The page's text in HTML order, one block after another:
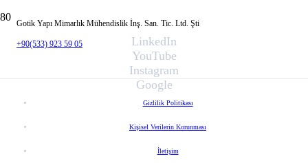
Gotik Yapı Mimarlık Mühendislik İnş. San. Tic. Ltd. Şti
+90(533) 923 59 05
LinkedIn
YouTube
Instagram
Google
Gizlilik Politikası
Kişisel Verilerin Korunması
İletişim